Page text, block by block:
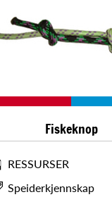
Fiskeknop
RESSURSER
Speiderkjennskap